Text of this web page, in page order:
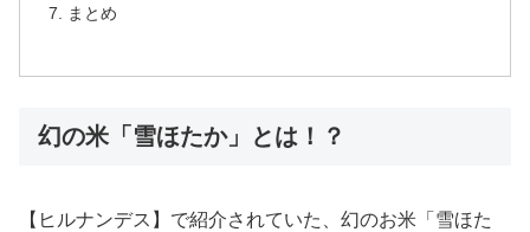
まとめ
幻の米「雪ほたか」とは！？
【ヒルナンデス】で紹介されていた、幻のお米「雪ほた